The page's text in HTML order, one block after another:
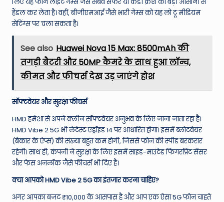
हैंडल कर लेता है। वहीं, बीजीएमआई जैसे भारी गेम्स को यह लो टू मीडियम
सेटिंग्स पर चला सकता है।
See also Huawei Nova 15 Max: 8500mAh की
तगड़ी बैटरी और 50MP कैमरे के साथ हुआ लॉन्च,
कीमत और फीचर्स देख उड़ जाएंगे होश
सॉफ्टवेयर और सुरक्षा फीचर्स
HMD हमेशा से अपने क्लीन सॉफ्टवेयर अनुभव के लिए जाना जाता रहा है।
HMD Vibe 2 5G भी लेटेस्ट एंड्रॉइड 14 पर आधारित होगा। इसमें ब्लोटवेयर
(बेकार के ऐप्स) की संख्या बहुत कम होगी, जिससे फोन की स्पीड बरकरार
रहेगी। साथ ही, कंपनी ने सुरक्षा के लिए इसमें साइड-माउंटेड फिंगरप्रिंट सेंसर
और फेस अनलॉक जैसे फीचर्स भी दिए हैं।
क्या आपको HMD Vibe 2 5G का इंतजार करना चाहिए?
अगर आपका बजट ₹10,000 के आसपास है और आप एक ऐसा 5G फोन चाहते